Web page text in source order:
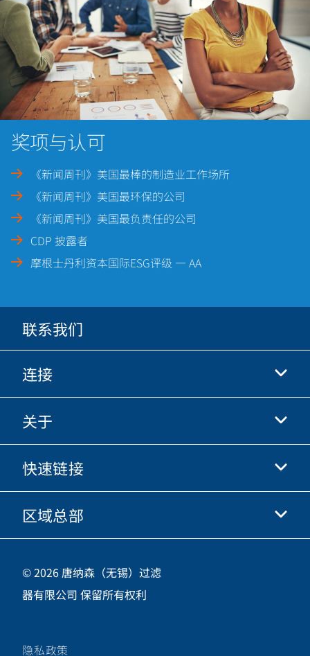
奖项与认可
《新闻周刊》美国最棒的制造业工作场所
《新闻周刊》美国最环保的公司
《新闻周刊》美国最负责任的公司
CDP 披露者
摩根士丹利资本国际ESG评级 — AA
联系我们
连接
抖音
快手
优酷
微信
关于
关于我们
商业行为准则
职业发展
快速链接
唐纳森电商网站
投资人
供应商
区域总部
中国江苏省无锡市新吴区
咨询热线
© 2026 唐纳森（无锡）过滤
器有限公司 保留所有权利
隐私政策